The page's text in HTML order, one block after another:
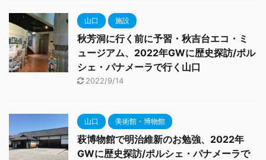
山口 施設
秋芳洞に行く前に予習・秋吉台エコ・ミ
ュージアム、2022年GWに歴史探訪/ポル
シェ・パナメーラで行く山口
2022/9/14
山口 美術館・博物館
萩博物館で明治維新のお勉強、2022年
GWに歴史探訪/ポルシェ・パナメーラで